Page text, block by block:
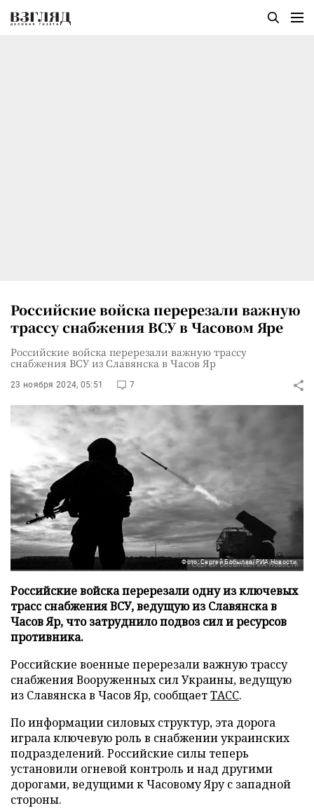
Российские войска перерезали важную
трассу снабжения ВСУ в Часовом Яре
Российские войска перерезали важную трассу
снабжения ВСУ из Славянска в Часов Яр
23 ноября 2024, 05:51 7
Фото: Сергей Бобылев/РИА Новости
Российские войска перерезали одну из ключевых
трасс снабжения ВСУ, ведущую из Славянска в
Часов Яр, что затруднило подвоз сил и ресурсов
противника.
Российские военные перерезали важную трассу
снабжения Вооруженных сил Украины, ведущую
из Славянска в Часов Яр, сообщаетТАСС.
По информации силовых структур, эта дорога
играла ключевую роль в снабжении украинских
подразделений. Российские силы теперь
установили огневой контроль и над другими
дорогами, ведущими к Часовому Яру с западной
стороны.